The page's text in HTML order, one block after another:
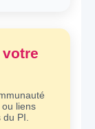
liens
PI.